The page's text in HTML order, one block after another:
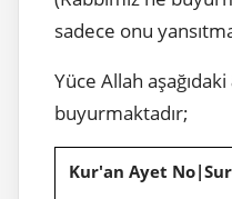
sadece onu
Yüce Allah aşağıdaki
buyurmaktadır;
Kur'an Ayet